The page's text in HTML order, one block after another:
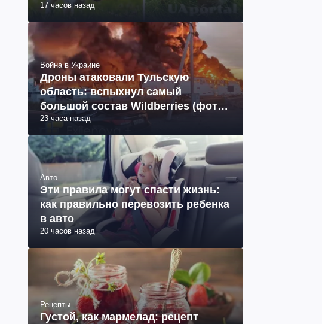
17 часов назад
Война в Украине
Дроны атаковали Тульскую
область: вспыхнул самый
большой состав Wildberries (фото,
видео)
23 часа назад
Авто
Эти правила могут спасти жизнь:
как правильно перевозить ребенка
в авто
20 часов назад
Рецепты
Густой, как мармелад: рецепт